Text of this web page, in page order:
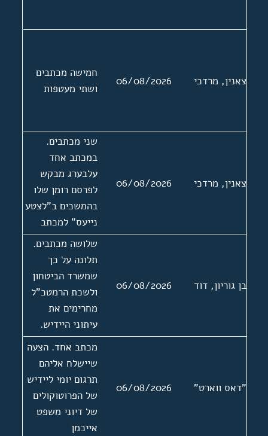
צאנין, מרדכי 06/08/2026
חמישה מכתבים
ושתי מעטפות
צאנין, מרדכי 06/08/2026
שני מכתבים.
במכתב אחד
עלבערג מבקש
לפרסם רומן שלו
בהמשכים ב"לצטע
נייעס" למכתב
מצורפות שתי
ביקורות שנכתבו
על ספריו של
עלבערג. המכתב
השני ללא תאריך
בן גוריון, דוד 06/08/2026
שלושה מכתבים.
תלונה על כך
שמשרד הביטחון
ולשכת הרמטכ"ל
מחרימים את
עיתוני היידיש.
תגובה של צאנין
להתכתבות של בן
גוריון עם אליהו
סעדון בדרישה
לפטר את צאנין
"דאס ווארט" 06/08/2026
מכתב אחד. הצעה
שיישלח אליהם
תרגום יומי ליידיש
של הפרוטוקולים
של דיוני משפט
אייכמן